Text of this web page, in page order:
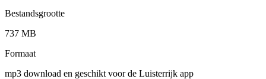
Bestandsgrootte
737 MB
Formaat
mp3 download en geschikt voor de Luisterrijk app